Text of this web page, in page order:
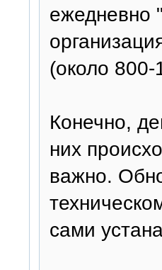
ежедневно
(около
Конечно,
них
важно.
сами